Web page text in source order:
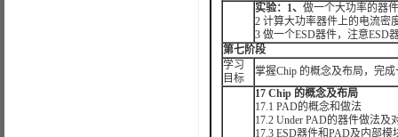
实验： 1、 做一个大功率的器
2 计算大功率器件上的电流密
3 做一个ESD器件，注意ESD
第七阶段
学习
目标
掌握Chip 的概念及布局，完成
17 Chip 的概念及布局
17.1 PAD的概念和做法
17.2 Under PAD的器件做法及
17.3 ESD器件和PAD及内部模